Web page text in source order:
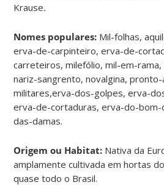
Krause.
Nomes populares: Mil-folhas,
erva-de-carpinteiro, erva-de-
carreteiros, milefólio, mil-em-rama,
nariz-sangrento, novalgina,
militares,erva-dos-golpes, erva-
erva-de-cortaduras, erva-do-
das-damas.
Origem ou Habitat: Nativa da
amplamente cultivada em hortas
quase todo o Brasil.